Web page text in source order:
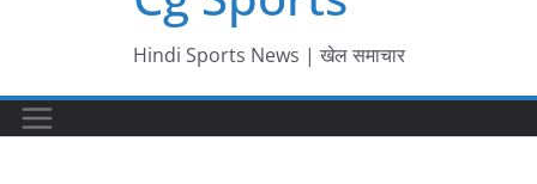
Hindi Sports News | खेल समाचार